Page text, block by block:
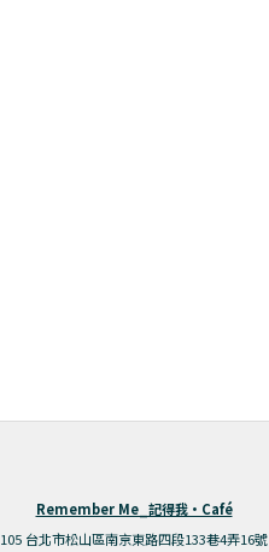
Remember Me_記得我·Café
105 台北市松山區南京東路四段133巷4弄16號